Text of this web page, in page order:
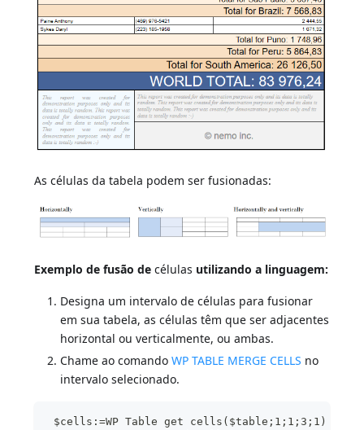
As células da tabela podem ser fusionadas:
Exemplo de fusão de células utilizando a linguagem:
Designa um intervalo de células para fusionar
em sua tabela, as células têm que ser adjacentes
horizontal ou verticalmente, ou ambas.
Chame ao comandoWP TABLE MERGE CELLS no
intervalo selecionado.
$cells:=WP Table get cells($table;1;1;3;1)